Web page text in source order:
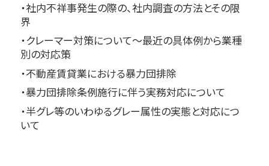
・社内不祥事発生の際の、社内調査の方法とその限
界
・クレーマー対策について～最近の具体例から業種
別の対応策
・不動産賃貸業における暴力団排除
・暴力団排除条例施行に伴う実務対応について
・半グレ等のいわゆるグレー属性の実態と対応につ
いて